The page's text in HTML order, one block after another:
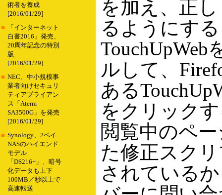
術者を養成
[2016/01/29]
■
「インターネット
白書2016」発売、
20周年記念の特別
版
[2016/01/29]
■ NEC、中小規模事
業者向けセキュリ
ティアプライアン
ス「Aterm
SA3500G」を発売
[2016/01/29]
■ Synology、2ベイ
NASのハイエンド
モデル
「DS216+」、暗号
化データも上下
100MB／秒以上で
高速転送
を加え、正
るようにす
TouchUpWeb
ルして、
ある
をクリック
閲覧中のペ
た修正スク
されている